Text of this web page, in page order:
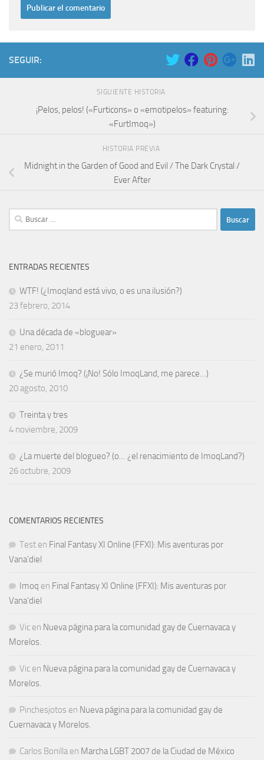
SEGUIR:
SIGUIENTE HISTORIA
¡Pelos, pelos! («Furticons» o «emotipelos» featuring:
«FurtImoq»)
HISTORIA PREVIA
Midnight in the Garden of Good and Evil / The Dark Crystal /
Ever After
Buscar:
ENTRADAS RECIENTES
WTF! (¿Imoqland está vivo, o es una ilusión?)
23 febrero, 2014
Una década de «bloguear»
21 enero, 2011
¿Se murió Imoq? (¡No! Sólo ImoqLand, me parece…)
20 agosto, 2010
Treinta y tres
4 noviembre, 2009
¿La muerte del blogueo? (o… ¿el renacimiento de ImoqLand?)
26 octubre, 2009
COMENTARIOS RECIENTES
Test en Final Fantasy XI Online (FFXI): Mis aventuras por
Vana’diel
Imoq en Final Fantasy XI Online (FFXI): Mis aventuras por
Vana’diel
Vic en Nueva página para la comunidad gay de Cuernavaca y
Morelos.
Vic en Nueva página para la comunidad gay de Cuernavaca y
Morelos.
Pinchesjotos en Nueva página para la comunidad gay de
Cuernavaca y Morelos.
Carlos Bonilla en Marcha LGBT 2007 de la Ciudad de México